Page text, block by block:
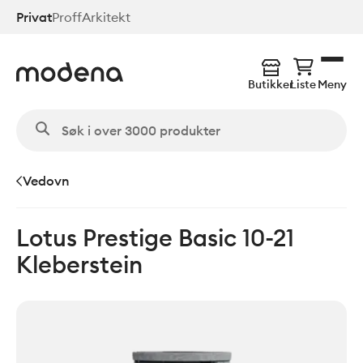
Hopp
PrivatProffArkitekt
ButikkerListeMeny
Vedovn
Lotus Prestige Basic 10-21
Kleberstein